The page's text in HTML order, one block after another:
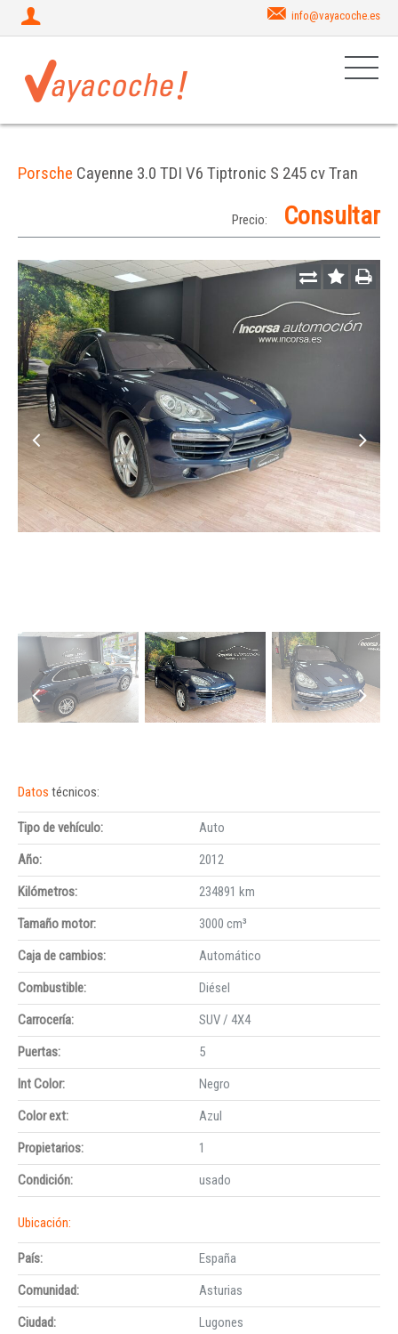
info@vayacoche.es
Porsche Cayenne 3.0 TDI V6 Tiptronic S 245 cv Tran
Precio: Consultar
Datos técnicos:
Tipo de vehículo:
Auto
Año:
2012
Kilómetros:
234891 km
Tamaño motor:
3000 cm³
Caja de cambios:
Automático
Combustible:
Diésel
Carrocería:
SUV / 4X4
Puertas:
5
Int Color:
Negro
Color ext:
Azul
Propietarios:
1
Condición:
usado
Ubicación:
País:
España
Comunidad:
Asturias
Ciudad:
Lugones